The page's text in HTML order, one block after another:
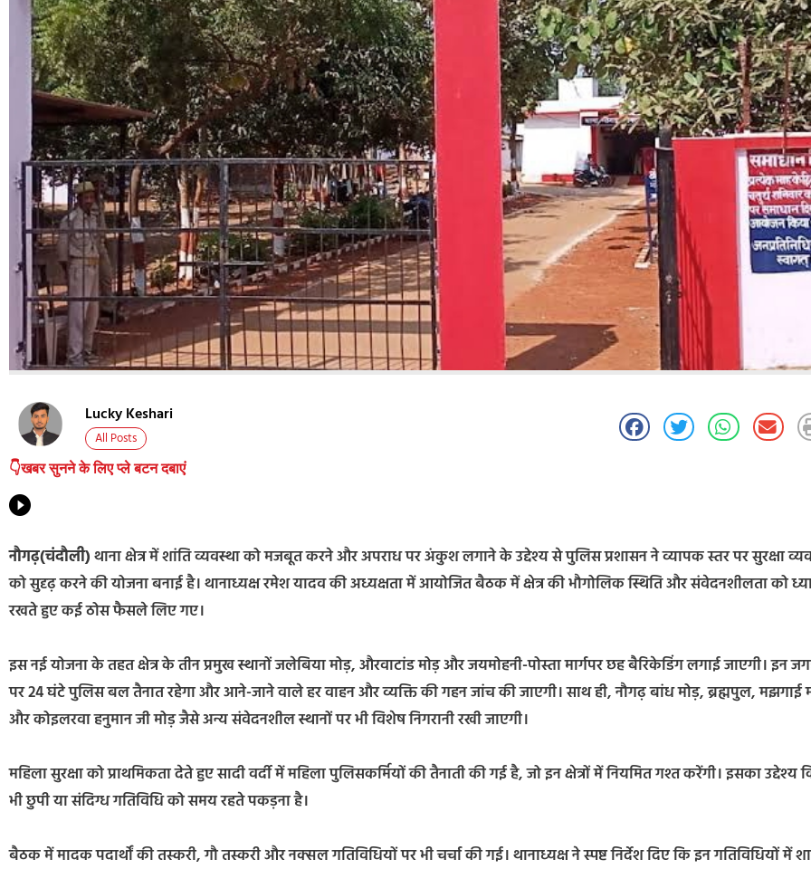
Lucky Keshari
All Posts
👇खबर सुनने के लिए प्ले बटन दबाएं
नौगढ़(चंदौली)थाना क्षेत्र में शांति व्यवस्था को मजबूत करने और अपराध पर अंकुश लगाने के उद्देश्य से पुलिस प्रशासन ने व्यापक स्तर पर सुरक्षा
को सुदृढ़ करने की योजना बनाई है। थानाध्यक्ष रमेश यादव की अध्यक्षता में आयोजित बैठक में क्षेत्र की भौगोलिक स्थिति और संवेदनशीलता को
रखते हुए कई ठोस फैसले लिए गए।
इस नई योजना के तहत क्षेत्र के तीन प्रमुख स्थानों जलेबिया मोड़, औरवाटांड मोड़ और जयमोहनी-पोस्ता मार्गपर छह बैरिकेडिंग लगाई जाएगी। इन
पर 24 घंटे पुलिस बल तैनात रहेगा और आने-जाने वाले हर वाहन और व्यक्ति की गहन जांच की जाएगी। साथ ही, नौगढ़ बांध मोड़, ब्रह्मपुल, मझगाई
और कोइलरवा हनुमान जी मोड़ जैसे अन्य संवेदनशील स्थानों पर भी विशेष निगरानी रखी जाएगी।
महिला सुरक्षा को प्राथमिकता देते हुए सादी वर्दी में महिला पुलिसकर्मियों की तैनाती की गई है, जो इन क्षेत्रों में नियमित गश्त करेंगी। इसका उद्देश्य
भी छुपी या संदिग्ध गतिविधि को समय रहते पकड़ना है।
बैठक में मादक पदार्थों की तस्करी, गौ तस्करी और नक्सल गतिविधियों पर भी चर्चा की गई। थानाध्यक्ष ने स्पष्ट निर्देश दिए कि इन गतिविधियों में